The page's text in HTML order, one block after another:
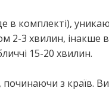
в комплекті),
2-3 хвилин, інакше
15-20 хвилин.
починаючи з країв.